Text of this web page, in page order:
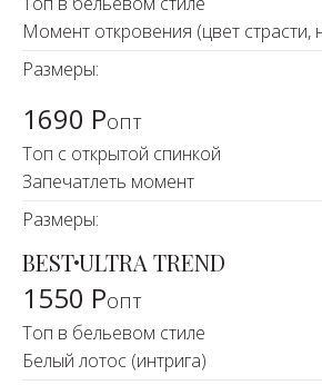
Момент откровения (цвет страсти,
Размеры:
1690 Ропт
Топ с открытой спинкой
Запечатлеть момент
Размеры:
BESTULTRA TREND
1550 Ропт
Топ в бельевом стиле
Белый лотос (интрига)